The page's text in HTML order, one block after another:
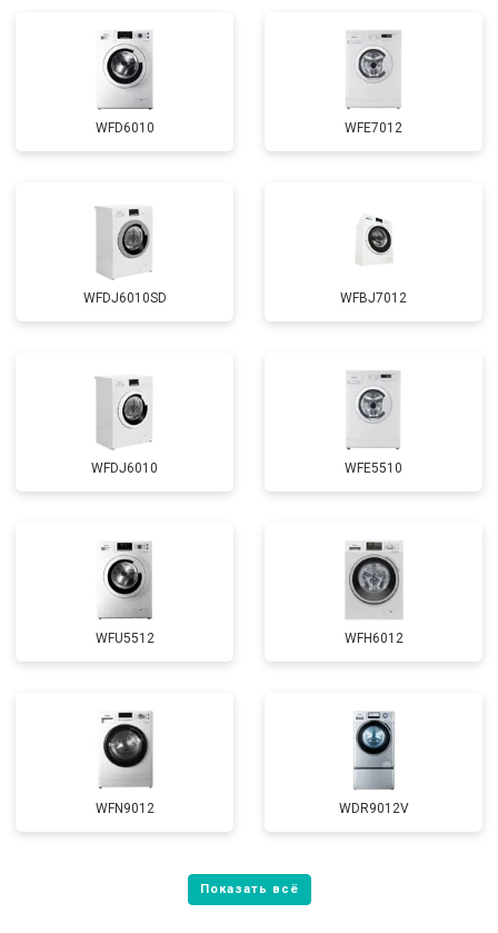
Замена УБЛ от 2100 ₽
Замена приводного ремня
WFD6010 WFE7012
WFDJ6010SD WFBJ7012
WFDJ6010 WFE5510
WFU5512 WFH6012
WFN9012 WDR9012V